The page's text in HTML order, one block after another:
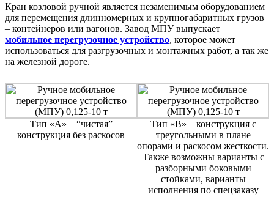
Кран козловой ручной является незаменимым оборудованием
для перемещения длинномерных и крупногабаритных грузов
– контейнеров или вагонов. Завод МПУ выпускает
мобильное перегрузочное устройство, которое может
использоваться для разгрузочных и монтажных работ, а так же
на железной дороге.
Тип «А» – “чистая”
конструкция без раскосов
Тип «В» – конструкция с
треугольными в плане
опорами и раскосом жесткости.
Также возможны варианты с
разборными боковыми
стойками, варианты
исполнения по спецзаказу